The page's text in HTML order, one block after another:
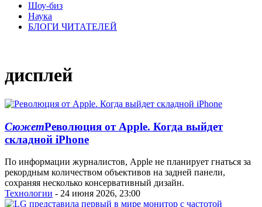
Шоу-биз
Наука
БЛОГИ ЧИТАТЕЛЕЙ
дисплей
СюжетРеволюция от Apple. Когда выйдет
складной iPhone
По информации журналистов, Apple не планирует гнаться за
рекордным количеством объективов на задней панели,
сохраняя несколько консервативный дизайн.
Технологии - 24 июня 2026, 23:00